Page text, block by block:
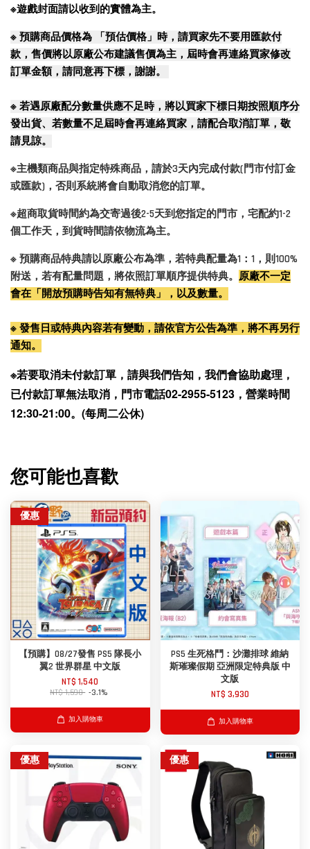
※遊戲封面請以收到的實體為主。
※ 預購商品價格為 「預估價格」時，請買家先不要用匯款付
款，售價將以原廠公布建議售價為主，屆時會再連絡買家修改
訂單金額，請同意再下標，謝謝。
※ 若遇原廠配分數量供應不足時，將以買家下標日期按照順序分
發出貨、若數量不足屆時會再連絡買家，請配合取消訂單，敬
請見諒。
※主機類商品與指定特殊商品，請於3天內完成付款(門市付訂金
或匯款)，否則系統將會自動取消您的訂單。
※超商取貨時間約為交寄過後2-5天到您指定的門市，宅配約1-2
個工作天，到貨時間請依物流為主。
※ 預購商品特典請以原廠公布為準，若特典配量為1：1，則100%
附送，若有配量問題，將依照訂單順序提供特典。 原廠不一定
會在「開放預購時告知有無特典」，以及數量。
※ 發售日或特典內容若有變動，請依官方公告為準，將不再另行
通知。
※若要取消未付款訂單，請與我們告知，我們會協助處理，
已付款訂單無法取消，門市電話02-2955-5123，營業時間
12:30-21:00。(每周二公休)
您可能也喜歡
優惠
【預購】08/27發售 PS5 隊長小
翼2 世界群星 中文版
NT$ 1,540
NT$ 1,590 -3.1%
加入購物車
PS5 生死格鬥：沙灘排球 維納
斯璀璨假期 亞洲限定特典版 中
文版
NT$ 3,930
加入購物車
優惠 優惠